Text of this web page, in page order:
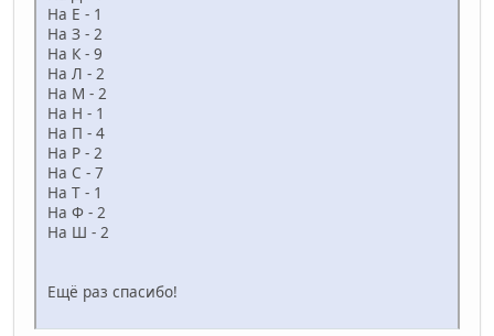
На Е - 1
На З - 2
На К - 9
На Л - 2
На М - 2
На Н - 1
На П - 4
На Р - 2
На С - 7
На Т - 1
На Ф - 2
На Ш - 2
Ещё раз спасибо!